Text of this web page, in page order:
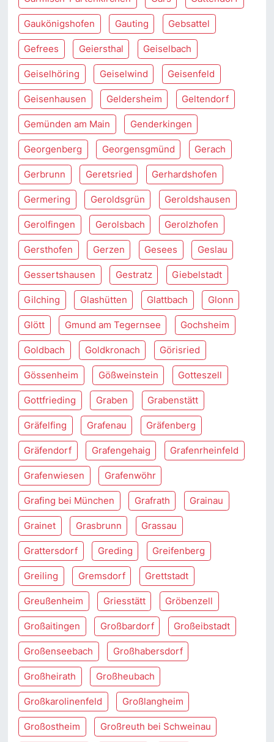
Gaukönigshofen Gauting Gebsattel
Gefrees Geiersthal Geiselbach
Geiselhöring Geiselwind Geisenfeld
Geisenhausen Geldersheim Geltendorf
Gemünden am Main Genderkingen
Georgenberg Georgensgmünd Gerach
Gerbrunn Geretsried Gerhardshofen
Germering Geroldsgrün Geroldshausen
Gerolfingen Gerolsbach Gerolzhofen
Gersthofen Gerzen Gesees Geslau
Gessertshausen Gestratz Giebelstadt
Gilching Glashütten Glattbach Glonn
Glött Gmund am Tegernsee Gochsheim
Goldbach Goldkronach Görisried
Gössenheim Gößweinstein Gotteszell
Gottfrieding Graben Grabenstätt
Gräfelfing Grafenau Gräfenberg
Gräfendorf Grafengehaig Grafenrheinfeld
Grafenwiesen Grafenwöhr
Grafing bei München Grafrath Grainau
Grainet Grasbrunn Grassau
Grattersdorf Greding Greifenberg
Greiling Gremsdorf Grettstadt
Greußenheim Griesstätt Gröbenzell
Großaitingen Großbardorf Großeibstadt
Großenseebach Großhabersdorf
Großheirath Großheubach
Großkarolinenfeld Großlangheim
Großostheim Großreuth bei Schweinau